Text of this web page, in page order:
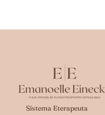
Sistema Eterapeuta